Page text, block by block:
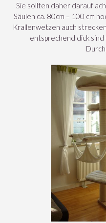
Sie sollten daher darauf
Säulen ca. 80cm – 100 cm
Krallenwetzen auch
entsprechend dick sind